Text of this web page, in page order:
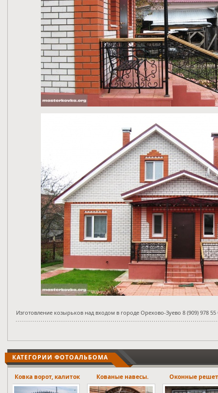
Изготовление козырьков над входом в городе Орехово-Зуево 8 (909) 978 55
КАТЕГОРИИ ФОТОАЛЬБОМА
Кованые навесы. Оконные решетки